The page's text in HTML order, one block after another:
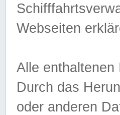
Webseiten
Alle enthaltenen
Durch das
oder anderen